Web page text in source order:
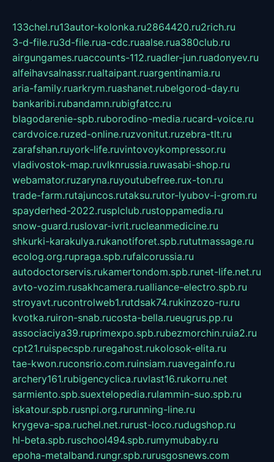
133chel.ru13autor-kolonka.ru2864420.ru2rich.ru
3-d-file.ru3d-file.rua-cdc.ruaalse.rua380club.ru
airgungames.ruaccounts-112.ruadler-jun.ruadonyev.ru
alfeihavsalnassr.rualtaipant.ruargentinamia.ru
aria-family.ruarkrym.ruashanet.rubelgorod-day.ru
bankaribi.rubandamn.rubigfatcc.ru
blagodarenie-spb.ruborodino-media.rucard-voice.ru
cardvoice.ruzed-online.ruzvonitut.ruzebra-tlt.ru
zarafshan.ruyork-life.ruvintovoykompressor.ru
vladivostok-map.ruvlknrussia.ruwasabi-shop.ru
webamator.ruzaryna.ruyoutubefree.rux-ton.ru
trade-farm.rutajuncos.rutaksu.rutor-lyubov-i-grom.ru
spayderhed-2022.rusplclub.rustoppamedia.ru
snow-guard.ruslovar-ivrit.rucleanmedicine.ru
shkurki-karakulya.rukanotiforet.spb.rututmassage.ru
ecolog.org.rupraga.spb.rufalcorussia.ru
autodoctorservis.rukamertondom.spb.runet-life.net.ru
avto-vozim.rusakhcamera.rualliance-electro.spb.ru
stroyavt.rucontrolweb1.rutdsak74.rukinzozo-ru.ru
kvotka.ruiron-snab.rucosta-bella.rueugrus.pp.ru
associaciya39.ruprimexpo.spb.rubezmorchin.ruia2.ru
cpt21.ruispecspb.ruregahost.rukolosok-elita.ru
tae-kwon.ruconsrio.com.ruinsiam.ruavegainfo.ru
archery161.rubigencyclica.ruvlast16.rukorru.net
sarmiento.spb.suextelopedia.rulammin-suo.spb.ru
iskatour.spb.rusnpi.org.rurunning-line.ru
krygeva-spa.ruchel.net.rurust-loco.rudugshop.ru
hl-beta.spb.ruschool494.spb.rumymubaby.ru
epoha-metalband.rungr.spb.rurusgosnews.com